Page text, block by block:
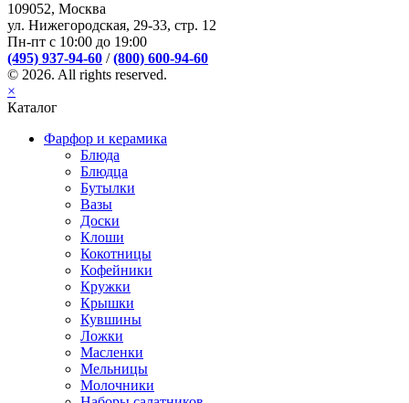
109052, Москва
ул. Нижегородская, 29-33, стр. 12
Пн-пт с 10:00 до 19:00
(495) 937-94-60 /(800) 600-94-60
© 2026. All rights reserved.
×
Каталог
Фарфор и керамика
Блюда
Блюдца
Бутылки
Вазы
Доски
Клоши
Кокотницы
Кофейники
Кружки
Крышки
Кувшины
Ложки
Масленки
Мельницы
Молочники